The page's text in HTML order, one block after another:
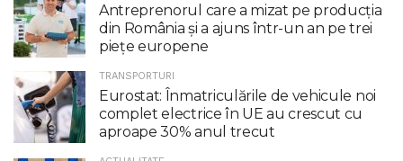
Antreprenorul care a mizat pe producția
din România și a ajuns într-un an pe trei
piețe europene
TRANSPORTURI
Eurostat: Înmatriculările de vehicule noi
complet electrice în UE au crescut cu
aproape 30% anul trecut